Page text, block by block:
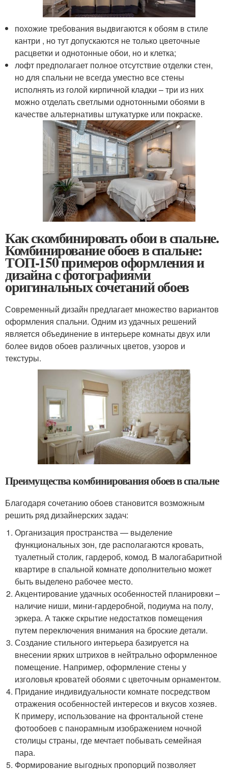
похожие требования выдвигаются к обоям в стиле
кантри , но тут допускаются не только цветочные
расцветки и однотонные обои, но и клетка;
лофт предполагает полное отсутствие отделки стен,
но для спальни не всегда уместно все стены
исполнять из голой кирпичной кладки – три из них
можно отделать светлыми однотонными обоями в
качестве альтернативы штукатурке или покраске.
Как скомбинировать обои в спальне.
Комбинирование обоев в спальне:
ТОП-150 примеров оформления и
дизайна с фотографиями
оригинальных сочетаний обоев
Современный дизайн предлагает множество вариантов
оформления спальни. Одним из удачных решений
является объединение в интерьере комнаты двух или
более видов обоев различных цветов, узоров и
текстуры.
Преимущества комбинирования обоев в спальне
Благодаря сочетанию обоев становится возможным
решить ряд дизайнерских задач:
Организация пространства — выделение
функциональных зон, где располагаются кровать,
туалетный столик, гардероб, комод. В малогабаритной
квартире в спальной комнате дополнительно может
быть выделено рабочее место.
Акцентирование удачных особенностей планировки –
наличие ниши, мини-гардеробной, подиума на полу,
эркера. А также скрытие недостатков помещения
путем переключения внимания на броские детали.
Создание стильного интерьера базируется на
внесении ярких штрихов в нейтрально оформленное
помещение. Например, оформление стены у
изголовья кроватей обоями с цветочным орнаментом.
Придание индивидуальности комнате посредством
отражения особенностей интересов и вкусов хозяев.
К примеру, использование на фронтальной стене
фотообоев с панорамным изображением ночной
столицы страны, где мечтает побывать семейная
пара.
Формирование выгодных пропорций позволяет